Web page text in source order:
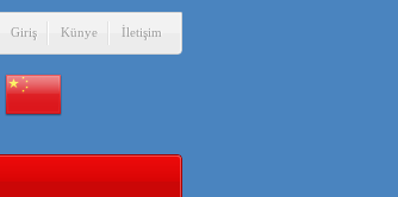
Giriş Künye İletişim